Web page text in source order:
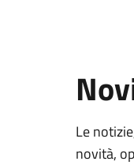
Le
novità,